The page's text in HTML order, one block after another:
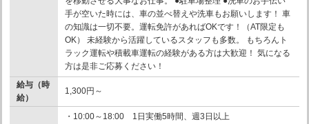
手が空いた時には、車の並べ替えや洗車もお願いします！ 車
の知識は一切不要。運転免許があればOKです！（AT限定も
OK） 未経験から活躍しているスタッフも多数。 もちろんト
ラック運転や積載車運転の経験がある方は大歓迎！ 気になる
方は是非ご応募ください！
給与（時
給）
1,300円～
・10:00～18:00 1日実働5時間、週3日以上